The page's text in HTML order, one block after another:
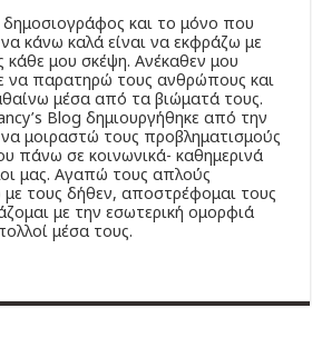
δημοσιογράφος και το μόνο που
κάνω καλά είναι να εκφράζω με
κάθε μου σκέψη. Ανέκαθεν μου
να παρατηρώ τους ανθρώπους και
μέσα από τα βιώματά τους.
Βlog δημιουργήθηκε από την
μοιραστώ τους προβληματισμούς
πάνω σε κοινωνικά- καθημερινά
μας. Αγαπώ τους απλούς
τους δήθεν, αποστρέφομαι τους
με την εσωτερική ομορφιά
μέσα τους.